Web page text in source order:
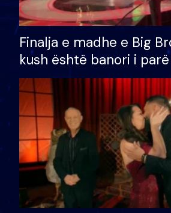
Finalja e madhe e Big
kush është banori i
shtëpinë dhe humb
të fituar çmimin e madh